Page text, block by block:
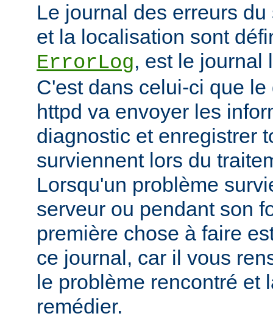
Le journal des erreurs
et la localisation sont
ErrorLog, est le journal
C'est dans celui-ci que
httpd va envoyer les
diagnostic et enregistrer
surviennent lors du
Lorsqu'un problème
serveur ou pendant son
première chose à faire
ce journal, car il vous
le problème rencontré et
remédier.